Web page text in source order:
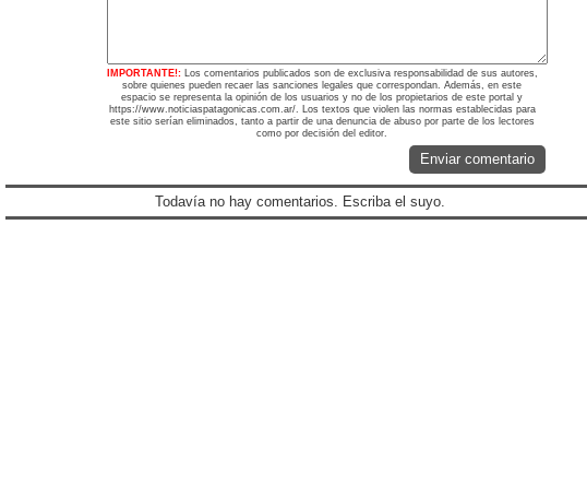
IMPORTANTE!: Los comentarios publicados son de exclusiva responsabilidad de sus autores,
sobre quienes pueden recaer las sanciones legales que correspondan. Además, en este
espacio se representa la opinión de los usuarios y no de los propietarios de este portal y
https://www.noticiaspatagonicas.com.ar/. Los textos que violen las normas establecidas para
este sitio serían eliminados, tanto a partir de una denuncia de abuso por parte de los lectores
como por decisión del editor.
Enviar comentario
Todavía no hay comentarios. Escriba el suyo.